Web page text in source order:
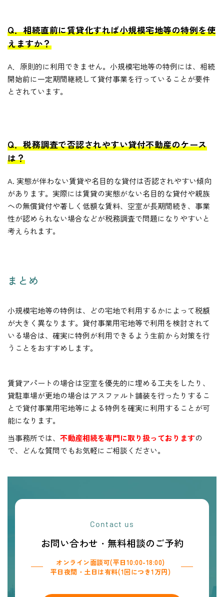
Q．相続直前に賃貸化すれば小規模宅地等の特例を使
えますか？
A．原則的に利用できません。小規模宅地等の特例には、相続
開始前に一定期間継続して貸付事業を行っていることが要件
とされています。
Q．税務調査で否認されやすい貸付不動産のケース
は？
A. 実態が伴わない賃貸や名目的な貸付は否認されやすい傾向
があります。実際には賃貸の実態がない名目的な貸付や親族
への無償貸付や著しく低額な賃料、空室が長期間続き、事業
性が認められない場合などが税務調査で問題になりやすいと
考えられます。
まとめ
小規模宅地等の特例は、どの宅地で利用するかによって税額
が大きく異なります。貸付事業用宅地等で利用を検討されて
いる場合は、確実に特例が利用できるよう生前から対策を行
うことをおすすめします。
賃貸アパートの場合は空室を優先的に埋める工夫をしたり、
貸駐車場が更地の場合はアスファルト舗装を行ったりするこ
とで貸付事業用宅地等による特例を確実に利用することが可
能になります。
当事務所では、 不動産相続を専門に取り扱っておりますの
で、どんな質問でもお気軽にご相談ください。
Contact us
お問い合わせ・無料相談のご予約
オンライン面談可(平日10:00-18:00)
平日夜間・土日は有料(1回につき1万円)